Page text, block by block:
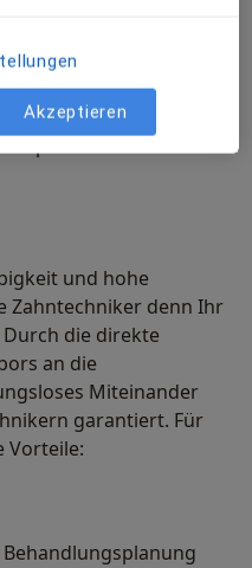
- CMD)
jederzeit gerne unter
Sie sich bitte
Sprechstunde" in
und hohe
Zahntechniker denn Ihr
die direkte
an die
Miteinander
garantiert. Für
Vorteile:
Akzeptieren